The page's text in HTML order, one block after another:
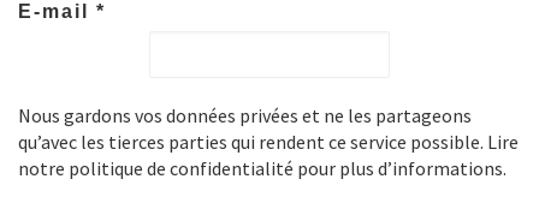
E-mail *
Nous gardons vos données privées et ne les partageons
qu’avec les tierces parties qui rendent ce service possible. Lire
notre politique de confidentialité pour plus d’informations.